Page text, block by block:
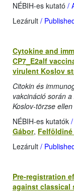
NÉBIH-es kutató /
Lezárult /
Cytokine and
CP7_E2alf
virulent Koslov
Citokin és
vakcináció során
Koslov-törzse ellen
NÉBIH-es kutatók
Gábor, Felföldiné
Lezárult /
Pre-registration
against classical